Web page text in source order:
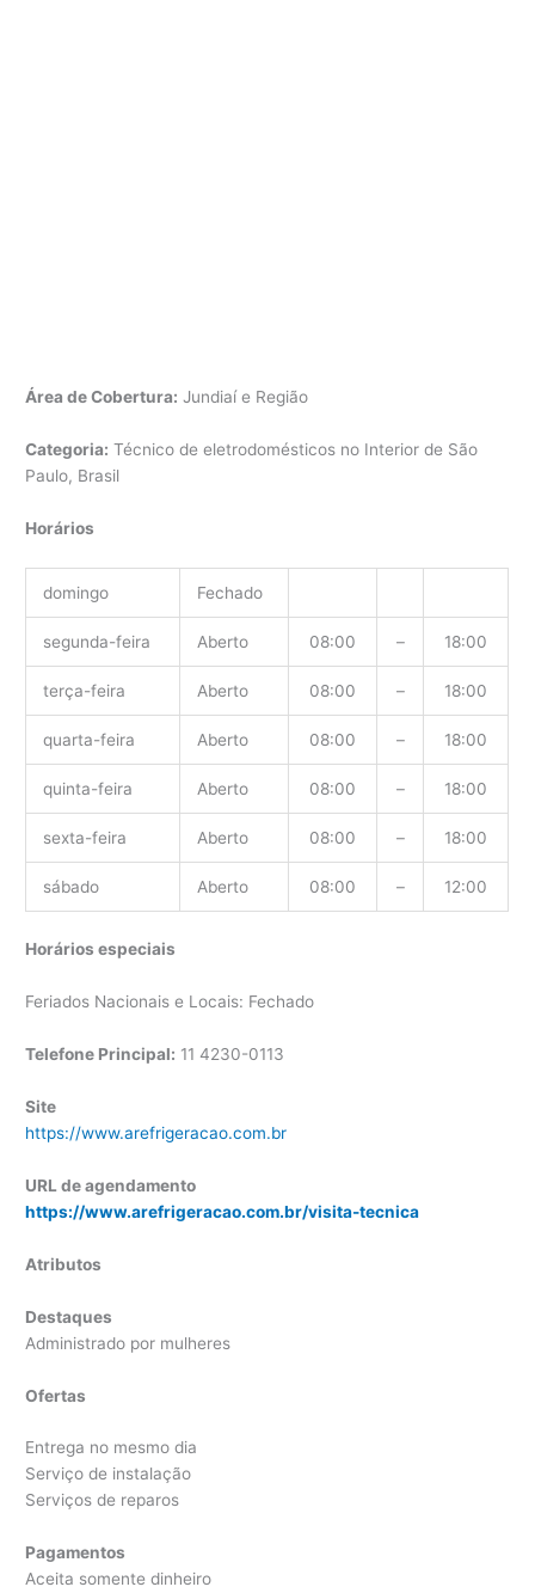
Área de Cobertura: Jundiaí e Região
Categoria: Técnico de eletrodomésticos no Interior de São
Paulo, Brasil
Horários
domingo Fechado
segunda-feira Aberto 08:00 – 18:00
terça-feira Aberto 08:00 – 18:00
quarta-feira Aberto 08:00 – 18:00
quinta-feira Aberto 08:00 – 18:00
sexta-feira Aberto 08:00 – 18:00
sábado Aberto 08:00 – 12:00
Horários especiais
Feriados Nacionais e Locais: Fechado
Telefone Principal: 114230-0113
Site
https://www.arefrigeracao.com.br
URL de agendamento
https://www.arefrigeracao.com.br/visita-tecnica
Atributos
Destaques
Administrado por mulheres
Ofertas
Entrega no mesmo dia
Serviço de instalação
Serviços de reparos
Pagamentos
Aceita somente dinheiro